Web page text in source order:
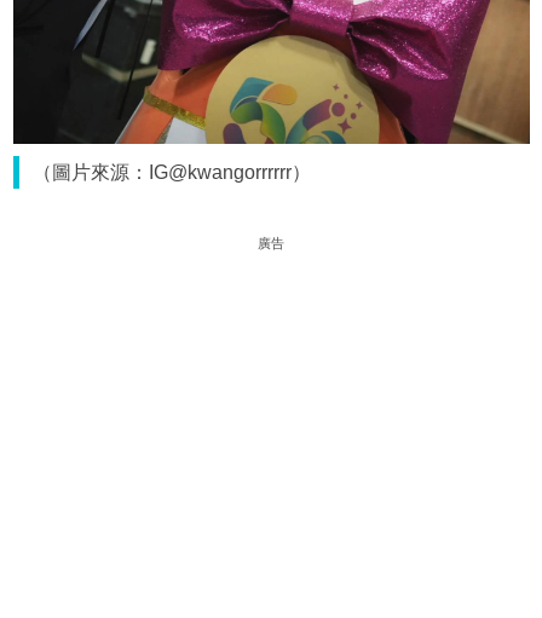
（圖片來源：IG@kwangorrrrrr）
廣告